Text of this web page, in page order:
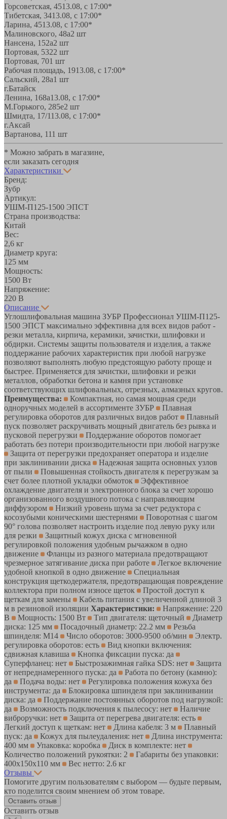
Горсоветская, 4513.08, с 17:00*
Тибетская, 3413.08, с 17:00*
Ларина, 4513.08, с 17:00*
Малиновского, 48а2 шт
Нансена, 152а2 шт
Портовая, 5322 шт
Портовая, 701 шт
Рабочая площадь, 1913.08, с 17:00*
Сальский, 28a1 шт
г.Батайск
Ленина, 168а13.08, с 17:00*
М.Горького, 285е2 шт
Шмидта, 17/113.08, с 17:00*
г.Аксай
Вартанова, 111 шт
* Можно забрать в магазине,
если заказать сегодня
Характеристики
Бренд:
Зубр
Артикул:
УШМ-П125-1500 ЭПСТ
Страна производства:
Китай
Вес:
2,6 кг
Диаметр круга:
125 мм
Мощность:
1500 Вт
Напряжение:
220 В
Описание
Углошлифовальная машина ЗУБР Профессионал УШМ-П125-
1500 ЭПСТ максимально эффективна для всех видов работ -
резки металла, кирпича, керамики, зачистки, шлифовки и
обдирки. Системы защиты пользователя и изделия, а также
поддержание рабочих характеристик при любой нагрузке
позволяют выполнять любую предстоящую работу проще и
быстрее. Применяется для зачистки, шлифовки и резки
металлов, обработки бетона и камня при установке
соответствующих шлифовальных, отрезных, алмазных кругов.
Преимущества:
Компактная, но самая мощная среди
одноручных моделей в ассортименте ЗУБР
Плавная
регулировка оборотов для различных видов работ
Плавный
пуск позволяет раскручивать мощный двигатель без рывка и
пусковой перегрузки
Поддержание оборотов помогает
работать без потери производительности при любой нагрузке
Защита от перегрузки предохраняет оператора и изделие
при заклинивании диска
Надежная защита основных узлов
от пыли
Повышенная стойкость двигателя к перегрузкам за
счет более плотной укладки обмоток
Эффективное
охлаждение двигателя и электронного блока за счет хорошо
организованного воздушного потока с направляющим
диффузором
Низкий уровень шума за счет редуктора с
косозубыми коническими шестернями
Поворотная с шагом
90° голова позволяет настроить изделие под левую руку или
для резки
Защитный кожух диска с мгновенной
регулировкой положения удобным рычажком в одно
движение
Фланцы из разного материала предотвращают
чрезмерное затягивание диска при работе
Легкое включение
удобной кнопкой в одно движение
Специальная
конструкция щеткодержателя, предотвращающая повреждение
коллектора при полном износе щеток
Простой доступ к
щеткам для замены
Кабель питания с увеличенной длиной 3
м в резиновой изоляции Характеристики:
Напряжение: 220
В
Мощность: 1500 Вт Тип двигателя: щеточный
Диаметр
диска: 125 мм
Посадочный диаметр: 22.2 мм
Резьба
шпинделя: М14
Число оборотов: 3000-9500 об/мин
Электр.
регулировка оборотов: есть
Вид кнопки включения:
сдвижная клавиша
Кнопка фиксации пуска: да
Суперфланец: нет
Быстрозажимная гайка SDS: нет
Защита
от непреднамеренного пуска: да
Работа по бетону (камню):
да
Подача воды: нет
Регулировка положения кожуха без
инструмента: да
Блокировка шпинделя при заклинивании
диска: да
Поддержание постоянных оборотов под нагрузкой:
да
Возможность подключения к пылесосу: нет
Наличие
виброручки: нет
Защита от перегрева двигателя: есть
Легкий доступ к щеткам: нет
Длина кабеля: 3 м
Плавный
пуск: да
Кожух для пылеудаления: нет
Длина инструмента:
400 мм
Упаковка: коробка
Диск в комплекте: нет
Количество положений рукоятки: 2
Габариты без упаковки:
400х150х110 мм
Вес нетто: 2.6 кг
Отзывы
Помогите другим пользователям с выбором — будьте первым,
кто поделится своим мнением об этом товаре.
Оставить отзыв
Оставить отзыв